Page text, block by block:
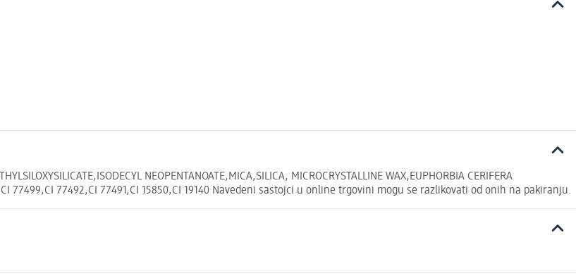
NEOPENTANOATE,MICA,SILICA, MICROCRYSTALLINE WAX,EUPHORBIA CERIFERA
77499,CI 77492,CI 77491,CI 15850,CI 19140 Navedeni sastojci u online trgovini mogu se razlikovati od onih na pakiranju.